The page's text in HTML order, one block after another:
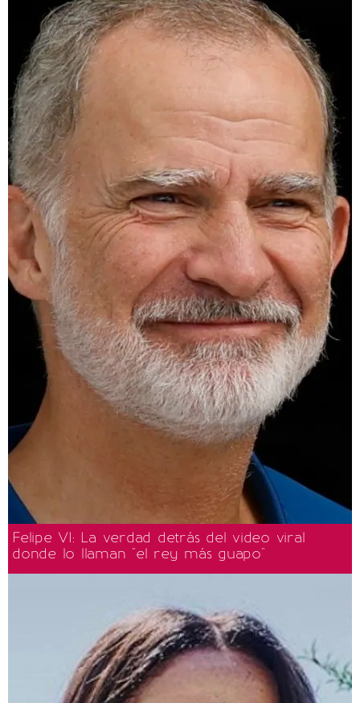
Felipe VI: La verdad detrás del video viral
donde lo llaman "el rey más guapo"